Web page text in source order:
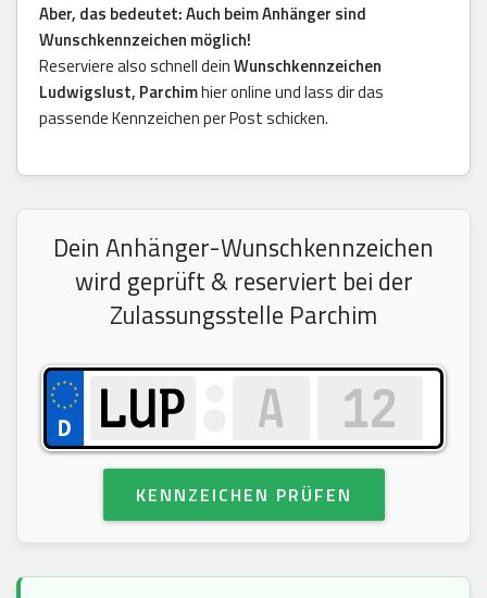
Aber, das bedeutet: Auch beim Anhänger sind
Wunschkennzeichen möglich!
Reserviere also schnell deinWunschkennzeichen
Ludwigslust, Parchimhier online und lass dir das
passende Kennzeichen per Post schicken.
Dein Anhänger-Wunschkennzeichen
wird geprüft & reserviert bei der
Zulassungsstelle Parchim
KENNZEICHEN PRÜFEN